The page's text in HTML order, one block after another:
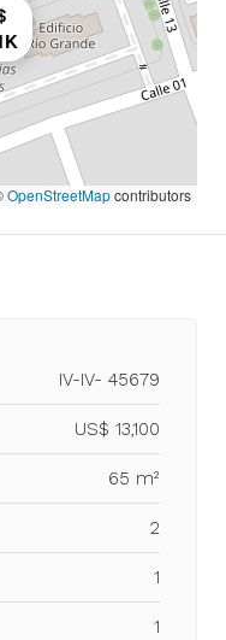
OpenStreetMapcontributors
IV-IV- 45679
US$ 13,100
65 m²
2
1
1